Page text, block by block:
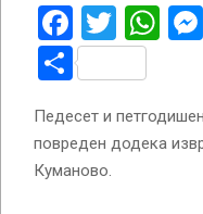
Share
Педесет и
повреден додека
Куманово.